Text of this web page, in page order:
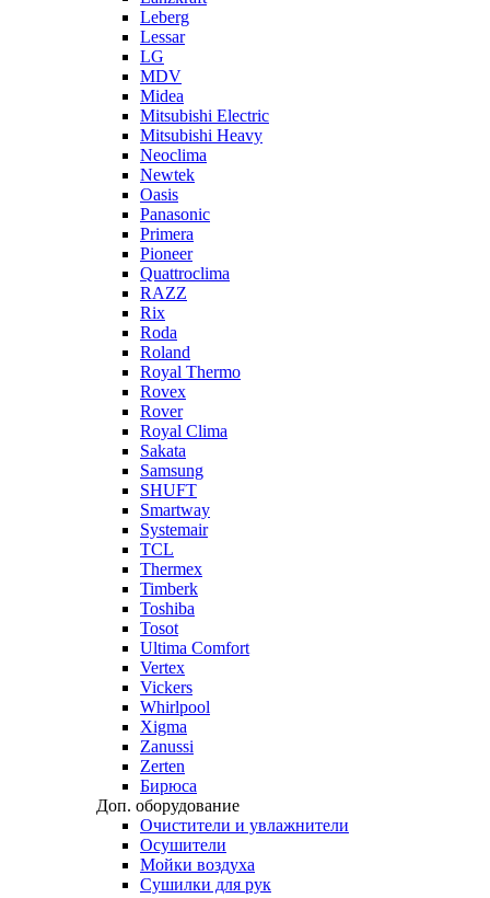
Leberg
Lessar
LG
MDV
Midea
Mitsubishi Electric
Mitsubishi Heavy
Neoclima
Newtek
Oasis
Panasonic
Primera
Pioneer
Quattroclima
RAZZ
Rix
Roda
Roland
Royal Thermo
Rovex
Rover
Royal Clima
Sakata
Samsung
SHUFT
Smartway
Systemair
TCL
Thermex
Timberk
Toshiba
Tosot
Ultima Comfort
Vertex
Vickers
Whirlpool
Xigma
Zanussi
Zerten
Бирюса
Доп. оборудование
Очистители и увлажнители
Осушители
Мойки воздуха
Сушилки для рук